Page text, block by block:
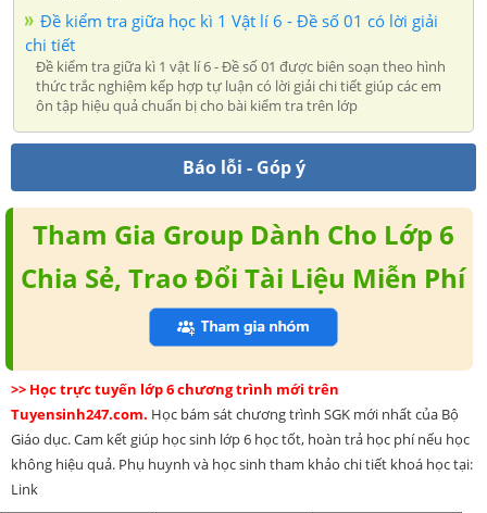
Đề kiểm tra giữa học kì 1 Vật lí 6 - Đề số 01 có lời giải
chi tiết
Đề kiểm tra giữa kì 1 vật lí 6 - Đề số 01 được biên soạn theo hình
thức trắc nghiệm kếp hợp tự luận có lời giải chi tiết giúp các em
ôn tập hiệu quả chuẩn bị cho bài kiểm tra trên lớp
Báo lỗi - Góp ý
Tham Gia Group Dành Cho Lớp 6
Chia Sẻ, Trao Đổi Tài Liệu Miễn Phí
>> Học trực tuyến lớp 6 chương trình mới trên
Tuyensinh247.com. Học bám sát chương trình SGK mới nhất của Bộ
Giáo dục. Cam kết giúp học sinh lớp 6 học tốt, hoàn trả học phí nếu học
không hiệu quả. Phụ huynh và học sinh tham khảo chi tiết khoá học tại:
Link